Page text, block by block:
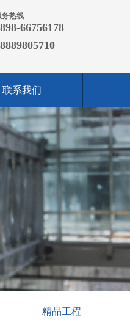
务热线
66756178
联系我们
精品工程